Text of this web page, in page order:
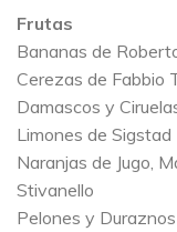
Frutas
Bananas de
Cerezas de Fabbio
Damascos y
Limones de Sigstad
Naranjas de Jugo,
Stivanello
Pelones y